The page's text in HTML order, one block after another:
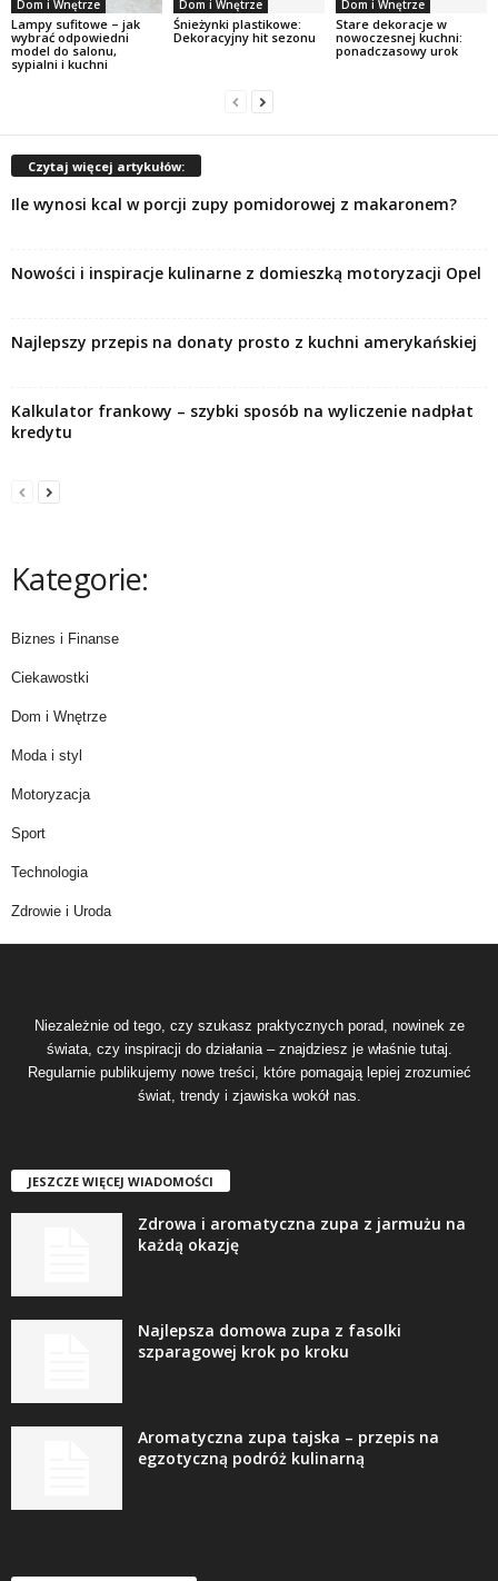
Dom i Wnętrze
Lampy sufitowe – jak
wybrać odpowiedni
model do salonu,
sypialni i kuchni
Dom i Wnętrze
Śnieżynki plastikowe:
Dekoracyjny hit sezonu
Dom i Wnętrze
Stare dekoracje w
nowoczesnej kuchni:
ponadczasowy urok
Czytaj więcej artykułów:
Ile wynosi kcal w porcji zupy pomidorowej z makaronem?
Nowości i inspiracje kulinarne z domieszką motoryzacji Opel
Najlepszy przepis na donaty prosto z kuchni amerykańskiej
Kalkulator frankowy – szybki sposób na wyliczenie nadpłat
kredytu
Kategorie:
Biznes i Finanse
Ciekawostki
Dom i Wnętrze
Moda i styl
Motoryzacja
Sport
Technologia
Zdrowie i Uroda
Niezależnie od tego, czy szukasz praktycznych porad, nowinek ze
świata, czy inspiracji do działania – znajdziesz je właśnie tutaj.
Regularnie publikujemy nowe treści, które pomagają lepiej zrozumieć
świat, trendy i zjawiska wokół nas.
JESZCZE WIĘCEJ WIADOMOŚCI
Zdrowa i aromatyczna zupa z jarmużu na
każdą okazję
Najlepsza domowa zupa z fasolki
szparagowej krok po kroku
Aromatyczna zupa tajska – przepis na
egzotyczną podróż kulinarną